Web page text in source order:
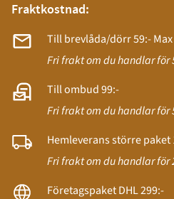
Fraktkostnad:
Till brevlåda/dörr 59:-
Fri frakt om du handlar för
Till ombud 99:-
Fri frakt om du handlar för
Hemleverans större paket
Fri frakt om du handlar för
Företagspaket DHL 299:-